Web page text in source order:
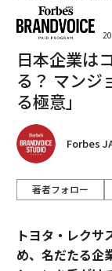
日本企業は
る？ マンジ
る極意」
Forbes
著者フォロー
トヨタ・レクサ
め、名だたる企